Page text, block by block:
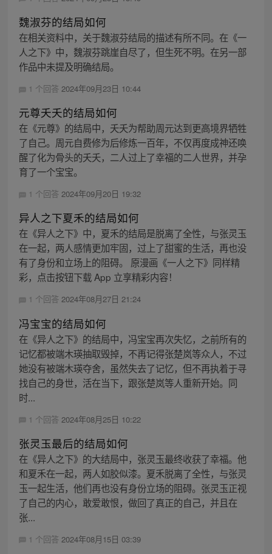
魏淑芬的结局如何
在相关资料中，关于魏淑芬结局的描述有所不同。在《一
人之下》中，魏淑芬跳崖自尽了，但生死不明。在另一部
作品中未提及明确结局。
1 个回答 2024年09月23日 10:44
元尊夭夭的结局如何
在《元尊》的结局中，夭夭为帮助周元达到更高境界牺牲
了自己。周元自费修为后修炼一百年，不仅再度成神还唤
醒了化为骨头的夭夭，二人过上了幸福的二人世界，并孕
育了一个宝宝。
1 个回答 2024年09月20日 19:32
异人之下夏禾的结局如何
在《异人之下》中，夏禾的结局是脱离了全性，与张灵玉
在一起，两人感情更加牢固，过上了甜蜜的生活，再也没
有了身份和立场上的阻碍。 原漫画《一人之下》同样精
彩，点击按钮下载 App 立享精彩内容！
1 个回答 2024年08月27日 21:24
冯宝宝的结局如何
在《异人之下》的结局中，冯宝宝再次失忆，之前所有的
记忆都被端木瑛抽取毁掉，不再记得张楚岚等众人，不过
她没有被端木瑛夺舍，虽然失去了记忆，但不再执着于寻
找自己的身世，活在当下，跟张楚岚等人重新开始。同
时...
1 个回答 2024年08月25日 10:22
张灵玉最后的结局如何
在《异人之下》的大结局中，张灵玉最终收获了幸福。他
和夏禾在一起，两人如胶似漆。夏禾脱离了全性，与张灵
玉一起生活，他们再也没有身份立场的阻碍。张灵玉正视
了自己的内心，敢爱敢恨，做回了真正的自己，并且在
张...
1 个回答 2024年08月15日 03:39